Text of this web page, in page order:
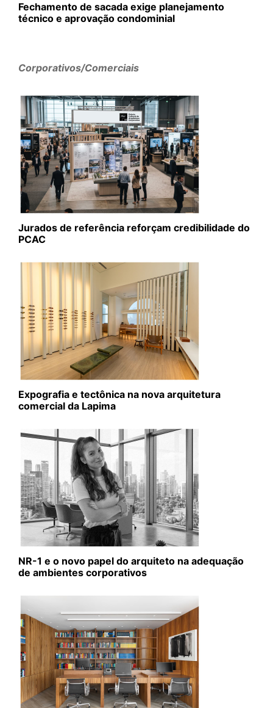
Fechamento de sacada exige planejamento
técnico e aprovação condominial
Corporativos/Comerciais
Jurados de referência reforçam credibilidade do
PCAC
Expografia e tectônica na nova arquitetura
comercial da Lapima
NR-1 e o novo papel do arquiteto na adequação
de ambientes corporativos